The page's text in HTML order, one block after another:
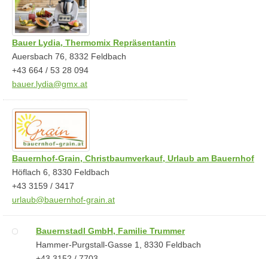
Bauer Lydia, Thermomix Repräsentantin
Auersbach 76, 8332 Feldbach
+43 664 / 53 28 094
bauer.lydia@gmx.at
Bauernhof-Grain, Christbaumverkauf, Urlaub am Bauernhof
Höflach 6, 8330 Feldbach
+43 3159 / 3417
urlaub@bauernhof-grain.at
Bauernstadl GmbH, Familie Trummer
Hammer-Purgstall-Gasse 1, 8330 Feldbach